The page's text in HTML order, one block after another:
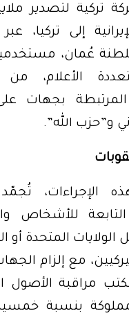
تركية لتصدير
إلى تركيا،
عُمان،
الأعلام، من
المرتبطة بجهات
و”حزب الله”.
الإجراءات،
للأشخاص
الولايات المتحدة
مع إلزام الجهات
مراقبة الأصول
بنسبة